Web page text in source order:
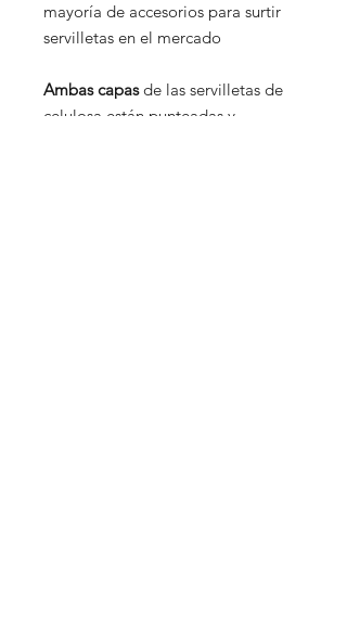
mayoría de accesorios para surtir
servilletas en el mercado
Ambas capasde las servilletas de
celulosa están punteadas y